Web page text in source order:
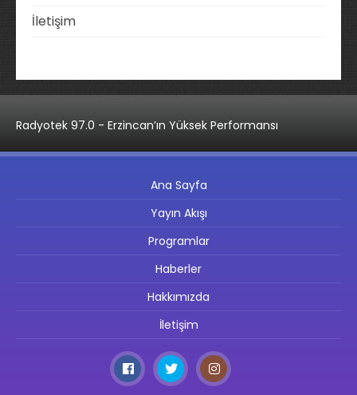
İletişim
Radyotek 97.0 - Erzincan’ın Yüksek Performansı
Ana Sayfa
Yayın Akışı
Programlar
Haberler
Hakkımızda
İletişim